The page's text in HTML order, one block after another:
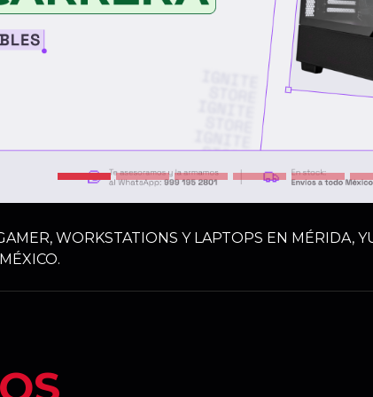
WORKSTATIONS Y LAPTOPS EN MÉRIDA,
MÉXICO.